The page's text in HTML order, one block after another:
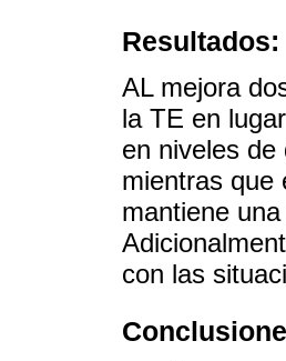
Resultados:
AL mejora
la TE en
en niveles
mientras que
mantiene
con las